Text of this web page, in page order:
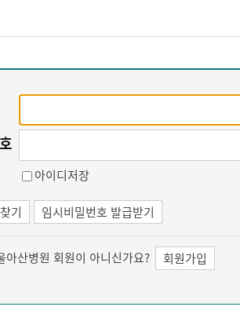
아이디저장
기 임시비밀번호 발급받기
아산병원 회원이 아니신가요? 회원가입